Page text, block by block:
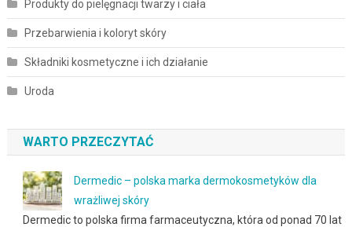
Produkty do pielęgnacji twarzy i ciała
Przebarwienia i koloryt skóry
Składniki kosmetyczne i ich działanie
Uroda
WARTO PRZECZYTAĆ
Dermedic – polska marka dermokosmetyków dla
wrażliwej skóry
Dermedic to polska firma farmaceutyczna, która od ponad 70 lat